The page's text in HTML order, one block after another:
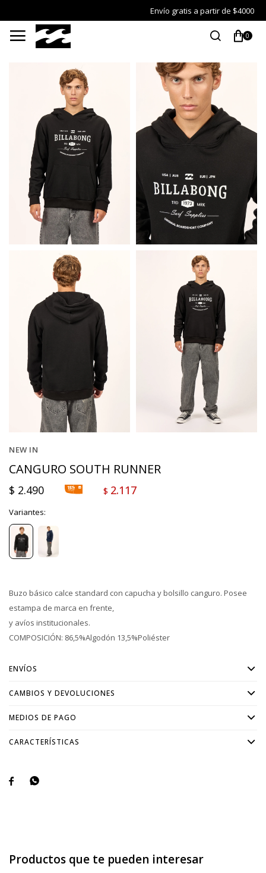
Envío gratis a partir de $4000
0

NEW IN
CANGURO SOUTH RUNNER
$ 2.490 $ 2.117
Variantes:
Buzo básico calce standard con capucha y bolsillo canguro. Posee
estampa de marca en frente,
y avíos institucionales.
COMPOSICIÓN: 86,5%Algodón 13,5%Poliéster
ENVÍOS
CAMBIOS Y DEVOLUCIONES
MEDIOS DE PAGO
CARACTERÍSTICAS
 
Productos que te pueden interesar